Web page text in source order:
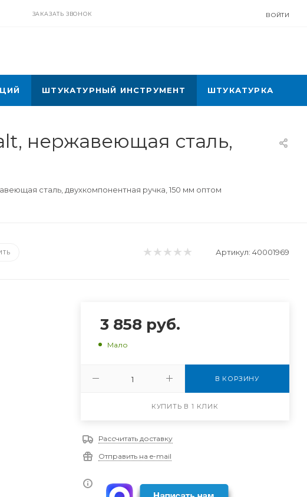
ЗАКАЗАТЬ ЗВОНОК ВОЙТИ
ШТУКАТУРНЫЙ ИНСТРУМЕНТ ШТУКАТУРКА
нержавеющая сталь,
сталь, двухкомпонентная ручка, 150 мм оптом
Артикул: 40001969
3 858 руб.
Мало
В КОРЗИНУ
КУПИТЬ В 1 КЛИК
Рассчитать доставку
Отправить на e-mail